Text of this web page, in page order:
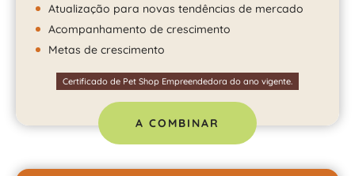
Atualização para novas tendências de mercado
Acompanhamento de crescimento
Metas de crescimento
Certificado de Pet Shop Empreendedora do ano vigente.
A COMBINAR